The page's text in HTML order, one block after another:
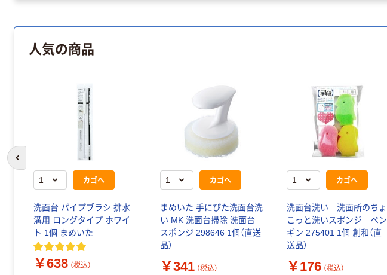
人気の商品
カゴへ
洗面台 パイプブラシ 排水
溝用 ロングタイプ ホワイ
ト 1個 まめいた
￥638 （税込）
カゴへ
まめいた 手にぴた洗面台洗
い MK 洗面台掃除 洗面台
スポンジ 298646 1個（直送
品）
￥341 （税込）
カゴへ
洗面台洗い 洗面所のちょ
こっと洗いスポンジ ペン
ギン 275401 1個 創和（直
送品）
￥176 （税込）